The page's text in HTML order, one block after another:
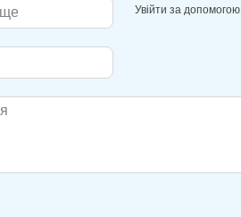
Увійти за допомогою